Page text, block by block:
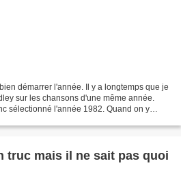
démarrer l'année. Il y a longtemps que je
sur les chansons d'une même année.
sélectionné l'année 1982. Quand on y
truc mais il ne sait pas quoi